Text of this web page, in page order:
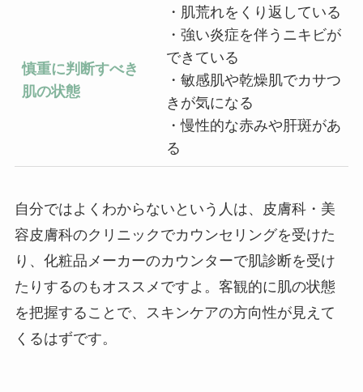
慎重に判断すべき
肌の状態
・肌荒れをくり返している
・強い炎症を伴うニキビが
できている
・敏感肌や乾燥肌でカサつ
きが気になる
・慢性的な赤みや肝斑があ
る
自分ではよくわからないという人は、皮膚科・美
容皮膚科のクリニックでカウンセリングを受けた
り、化粧品メーカーのカウンターで肌診断を受け
たりするのもオススメですよ。客観的に肌の状態
を把握することで、スキンケアの方向性が見えて
くるはずです。